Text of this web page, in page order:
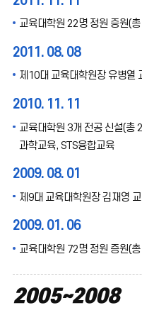
교육대학원 22명 정원 증원(
2011. 08. 08
제10대 교육대학원장 유병열
2010. 11. 11
교육대학원 3개 전공 신설(총
과학교육, STS융합교육
2009. 08. 01
제9대 교육대학원장 김재영
2009. 01. 06
교육대학원 72명 정원 증원(
2005~2008